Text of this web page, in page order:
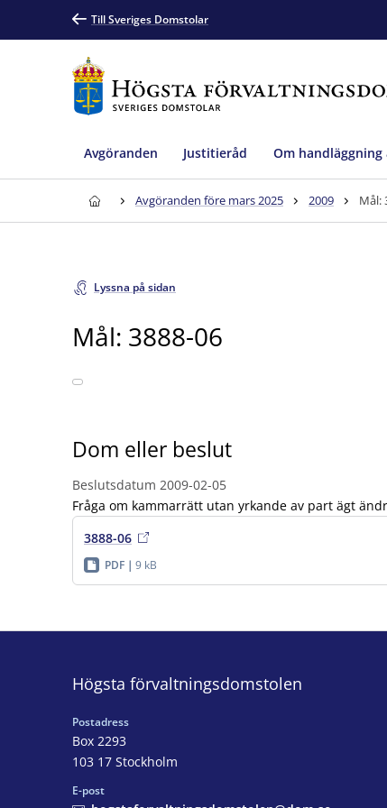
Till Sveriges Domstolar
Avgöranden Justitieråd Om handläggning
Avgöranden före mars 2025 2009 Mål:
Lyssna på sidan
Mål: 3888-06
Dom eller beslut
Beslutsdatum 2009-02-05
Fråga om kammarrätt utan yrkande av part ägt
3888-06
PDF 9 kB
Högsta förvaltningsdomstolen
Postadress
Box 2293
103 17 Stockholm
E-post